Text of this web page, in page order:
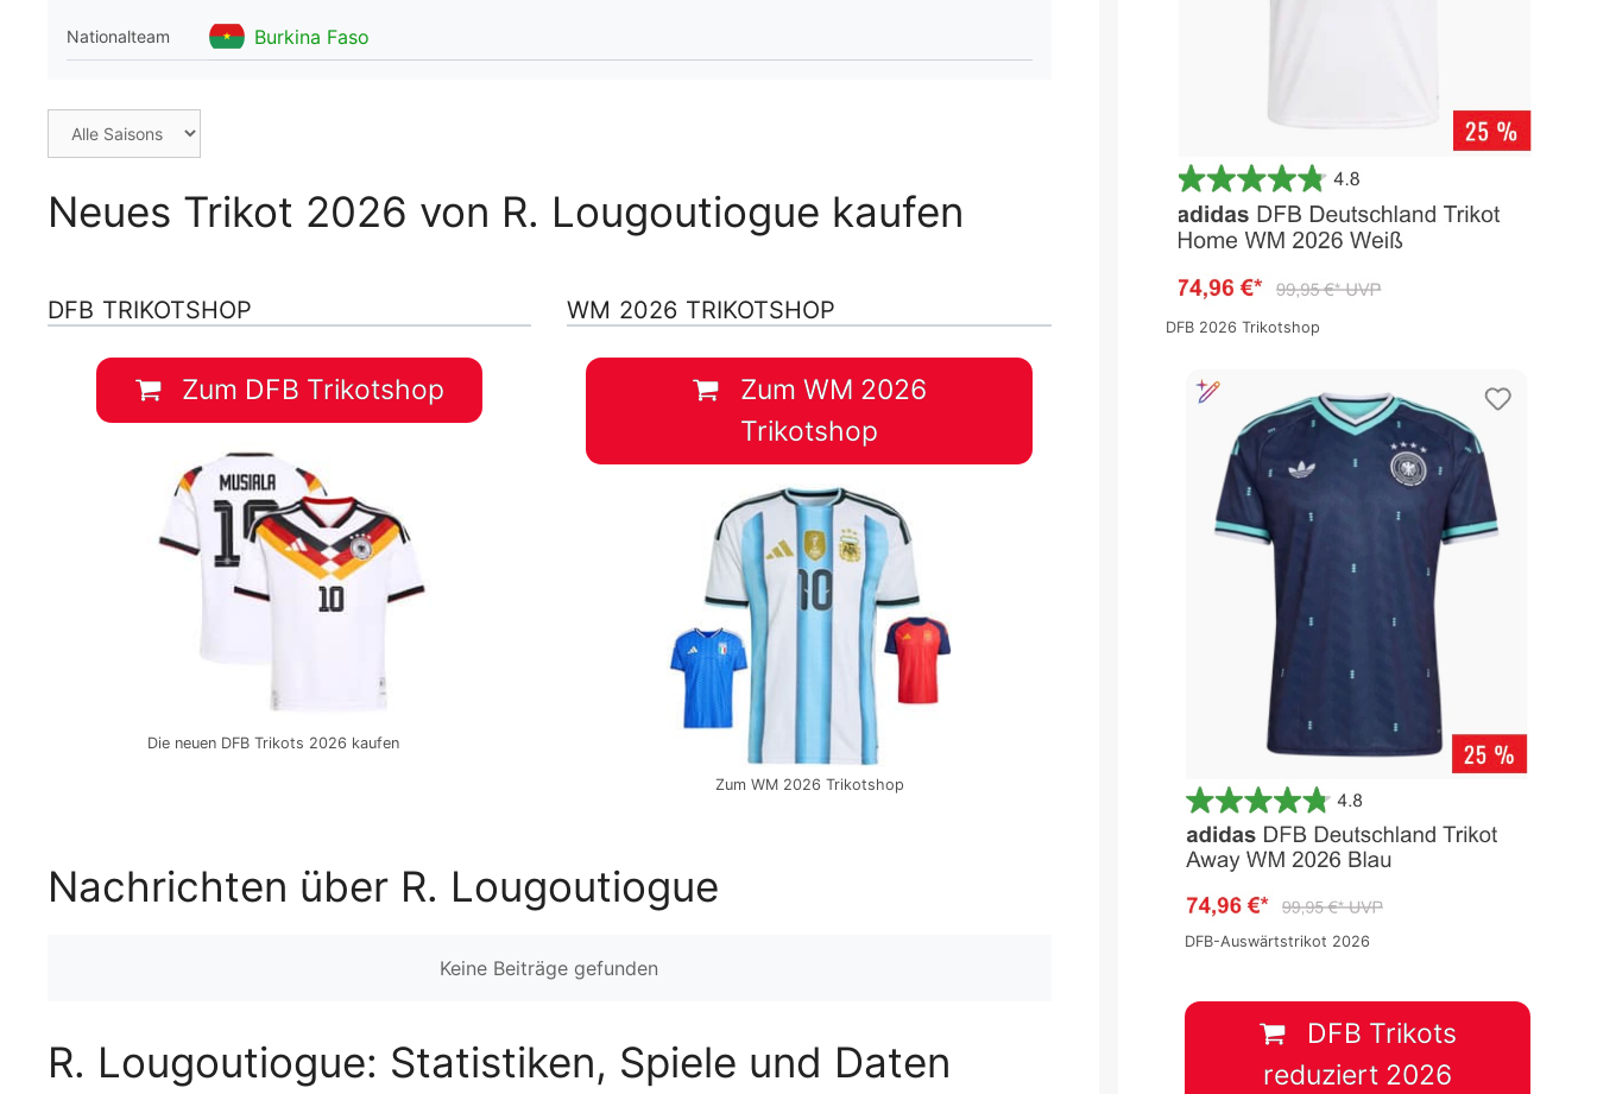
downloaden & automatisch ausfüllen
Nationalteam Burkina Faso
Neues Trikot 2026 von R. Lougoutiogue kaufen
DFB TRIKOTSHOP
Zum DFB Trikotshop
Die neuen DFB Trikots 2026 kaufen
WM 2026 TRIKOTSHOP
Zum WM 2026
Trikotshop
Zum WM 2026 Trikotshop
Nachrichten über R. Lougoutiogue
Keine Beiträge gefunden
R. Lougoutiogue: Statistiken, Spiele und Daten
DFB 2026 Trikotshop
DFB-Auswärtstrikot 2026
DFB Trikots
reduziert 2026